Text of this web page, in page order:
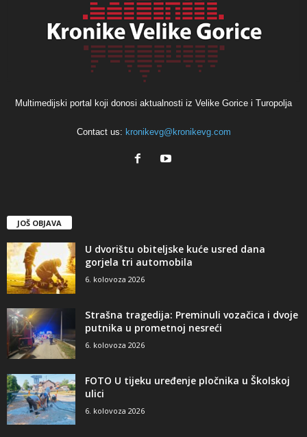
Multimedijski portal koji donosi aktualnosti iz Velike Gorice i Turopolja
Contact us: kronikevg@kronikevg.com
JOŠ OBJAVA
U dvorištu obiteljske kuće usred dana
gorjela tri automobila
6. kolovoza 2026
Strašna tragedija: Preminuli vozačica i dvoje
putnika u prometnoj nesreći
6. kolovoza 2026
FOTO U tijeku uređenje pločnika u Školskoj
ulici
6. kolovoza 2026